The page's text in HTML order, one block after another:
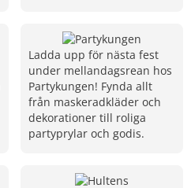
Ladda upp för nästa fest
under mellandagsrean hos
Partykungen! Fynda allt
från maskeradkläder och
dekorationer till roliga
partyprylar och godis.